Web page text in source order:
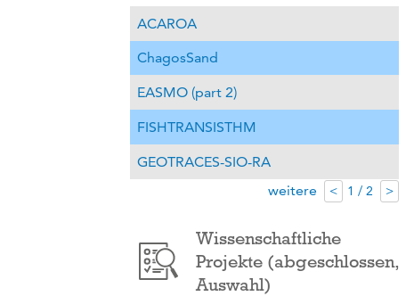
ACAROA
ChagosSand
EASMO (part 2)
FISHTRANSISTHM
GEOTRACES-SIO-RA
weitere
< 1 / 2 >
Wissenschaftliche
Projekte (abgeschlossen,
Auswahl)